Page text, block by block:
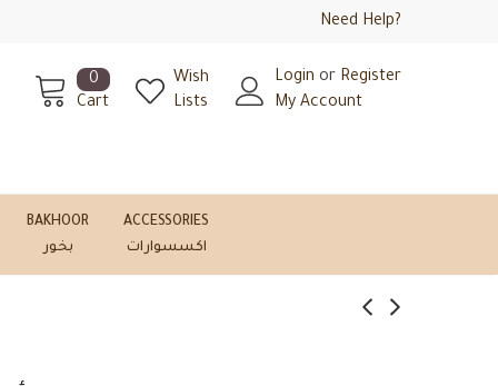
Need Help?
0
Cart
Wish
Lists
Login or Register
My Account
BAKHOOR
بخور
ACCESSORIES
اكسسوارات